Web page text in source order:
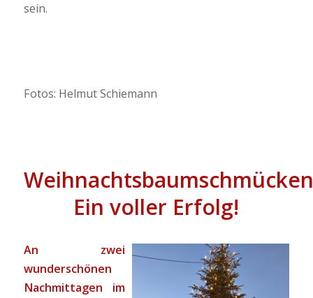
sein.
Fotos: Helmut Schiemann
Ein voller Erfolg!
An zwei
wunderschönen
Nachmittagen im